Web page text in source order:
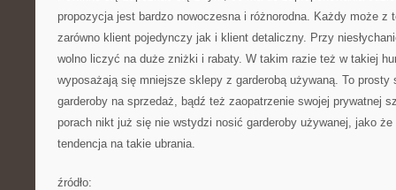
propozycja jest bardzo nowoczesna i różnorodna. Każdy może z
zarówno klient pojedynczy jak i klient detaliczny. Przy
wolno liczyć na duże zniżki i rabaty. W takim razie też w takiej
wyposażają się mniejsze sklepy z garderobą używaną. To prosty
garderoby na sprzedaż, bądź też zaopatrzenie swojej prywatnej
porach nikt już się nie wstydzi nosić garderoby używanej, jako że
tendencja na takie ubrania.
źródło: